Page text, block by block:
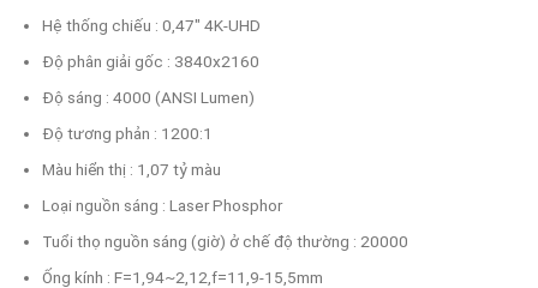
Hệ thống chiếu : 0,47" 4K-UHD
Độ phân giải gốc : 3840x2160
Độ sáng : 4000 (ANSI Lumen)
Độ tương phản : 1200:1
Màu hiển thị : 1,07 tỷ màu
Loại nguồn sáng : Laser Phosphor
Tuổi thọ nguồn sáng (giờ) ở chế độ thường : 20000
Ống kính : F=1,94~2,12,f=11,9-15,5mm